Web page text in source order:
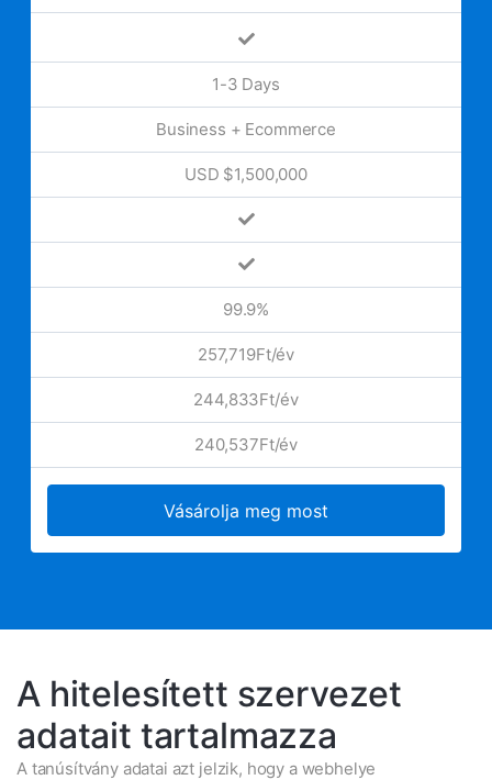
1-3 Days
Business + Ecommerce
USD $1,500,000
99.9%
257,719Ft/év
244,833Ft/év
240,537Ft/év
Vásárolja meg most
A hitelesített szervezet
adatait tartalmazza
A tanúsítvány adatai azt jelzik, hogy a webhelye